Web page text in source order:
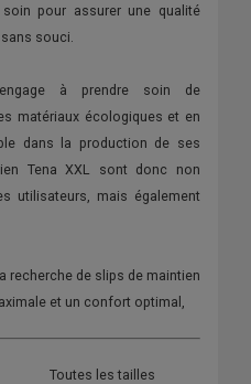
pour assurer une qualité
souci.
à prendre soin de
matériaux écologiques et en
dans la production de ses
Tena XXL sont donc non
utilisateurs, mais également
recherche de slips de maintien
et un confort optimal,
Toutes les tailles